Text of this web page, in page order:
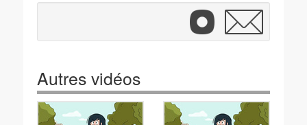
Autres vidéos